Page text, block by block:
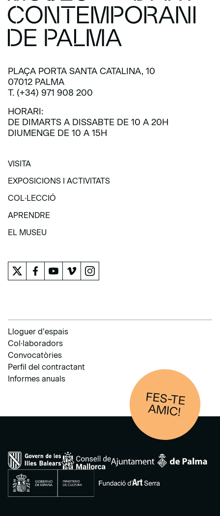
PLAÇA PORTA SANTA CATALINA, 10
07012 PALMA
T. (+34) 971 908 200
HORARI:
DE DIMARTS A DISSABTE DE 10 A 20H
DIUMENGE DE 10 A 15H
VISITA
VISITA
EXPOSICIONS I ACTIVITATS
EXPOSICIONS I ACTIVITATS
COL·LECCIÓ
COL·LECCIÓ
APRENDRE
APRENDRE
EL MUSEU
Lloguer d’espais
Col·laboradors
Convocatòries
Perfil del contractant
Informes anuals
FES-TE
AM
IC!